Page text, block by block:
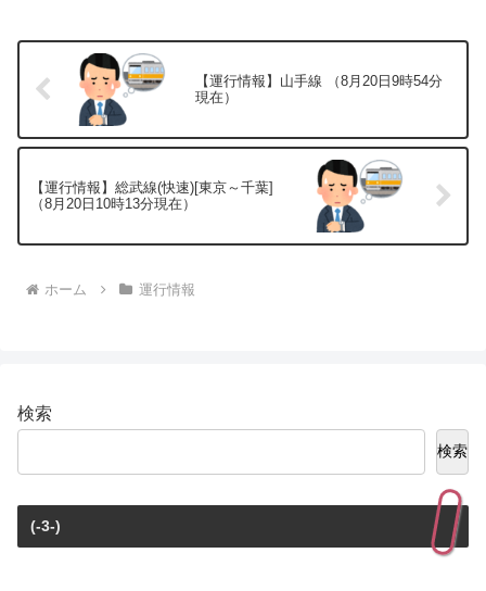
【運行情報】山手線 （8月20日9時54分
現在）
【運行情報】総武線(快速)[東京～千葉]
（8月20日10時13分現在）
ホーム 運行情報
検索
検索
(-3-)